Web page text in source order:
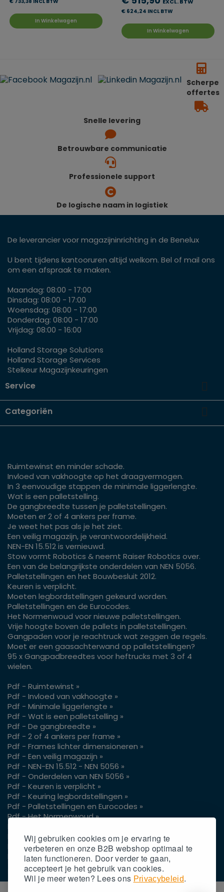
Wij gebruiken cookies om je ervaring te
verbeteren en onze B2B webshop optimaal te
laten functioneren. Door verder te gaan,
accepteert je het gebruik van cookies.
Wil je meer weten? Lees ons Privacybeleid.
In Winkelwagen
€ 624,24 INCL BTW
In Winkelwagen
Scherpe
offertes
Snelle levering
Betrouwbare communicatie
Professionele support
De logische naam in logistiek
De leverancier voor magazijninrichting in de Benelux
U bent tijdens kantooruren altijd welkom. Bel of mail ons
om een afspraak te maken.
Maandag: 08:00 - 17:00
Dinsdag: 08:00 - 17:00
Woensdag: 08:00 - 17:00
Donderdag: 08:00 - 17:00
Vrijdag: 08:00 - 16:00
Holland Storage Solutions
Holland Storage Services
Stelkeur Magazijnkeuringen
Service 
Categoriën 
Ruimtewinst en minder schade.
Invloed van vakhoogte op het draagvermogen.
In 3 eenvoudige stappen de minimale liggerlengte.
Wat is een palletstelling.
De gangbreedte tussen je palletstellingen.
Moeten er 2 of 4 ankers per frame.
Je weet het pas als je het ziet.
Een veilig magazijn, je verantwoordelijkheid.
NEN-EN 15.512 is vernieuwd.
Stow vormt Robotics & neemt Raiser Robotics over.
Een van de belangrijkste onderdelen van NEN 5056.
Palletstellingen en het Bouwbesluit 2012.
Keuren is verplicht.
Moeten legbordstellingen gekeurd worden.
Palletstellingen en de Eurocodes.
Het Normenwoud voor nieuwe palletstellingen.
Vrije hoogte boven de pallets in palletstellingen.
Gangpaden voor je reachtruck wat zeggen de regels.
Moet er een gaasachterwand op palletstellingen?
95 x Gangpadbreedtes voor heftrucks met 3 of 4
wielen.
Pdf - Ruimtewinst »
Pdf - Invloed van vakhoogte »
Pdf - Minimale liggerlengte »
Pdf - Wat is een palletstelling »
Pdf - De gangbreedte »
Pdf - 2 of 4 ankers per frame »
Pdf - Frames lichter dimensioneren »
Pdf - Een veilig magazijn »
Pdf - NEN-EN 15.512 - NEN 5056 »
Pdf - Onderdelen van NEN 5056 »
Pdf - Keuren is verplicht »
Pdf - Keuring legbordstellingen »
Pdf - Palletstellingen en Eurocodes »
Pdf - Het Normenwoud »
Pdf - Vrije hoogte pallets »
Pdf - Gangpaden voor je reachtruck »
Pdf - Gaasachterwand op palletstellingen »
Pdf - Gangpadbreedtes 3 of 4 wielen »